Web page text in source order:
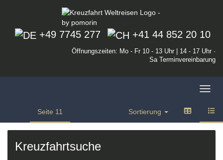
+49 7745 277 +41 44 852 20 10
Öffnungszeiten: Mo - Fr 10 - 13 Uhr | 14 - 17 Uhr ·
Sa Terminvereinbarung
Seite 11 Sortierung
Kreuzfahrtsuche